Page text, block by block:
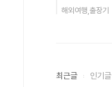
해외여행,출장기
최근글 인기글